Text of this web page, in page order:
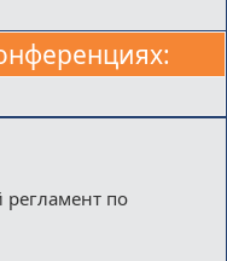
по